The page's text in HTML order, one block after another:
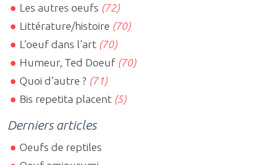
Les autres oeufs (72)
Littérature/histoire (70)
L'oeuf dans l'art (70)
Humeur, Ted Doeuf (70)
Quoi d'autre ? (71)
Bis repetita placent (5)
Derniers articles
Oeufs de reptiles